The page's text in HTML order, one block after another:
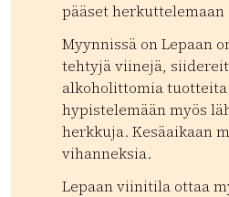
pääset herkuttelemaan
Myynnissä on Lepaan
tehtyjä viinejä,
alkoholittomia tuotteita
hypistelemään myös
herkkuja. Kesäaikaan
vihanneksia.
Lepaan viinitila ottaa